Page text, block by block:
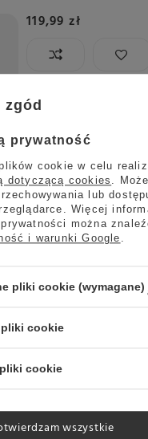
119,99 zł
Darmowa dostawa
Puck Screen PSUS
24,99 zł
Wysyłkajeszcze
Puck Screen PST
19,99 zł
prywatność
cookie w celu
dotyczącą cookies
.
lub
Więcej
można
i warunki Google
pliki cookie (wymagane)
cookie
cookie
wszystkie